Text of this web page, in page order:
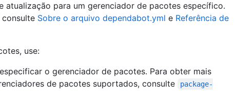
atualização para um gerenciador de pacotes específico.
Sobre o arquivo dependabot.yml e Referência de
use:
o gerenciador de pacotes. Para obter mais
de pacotes suportados, consulte
package-